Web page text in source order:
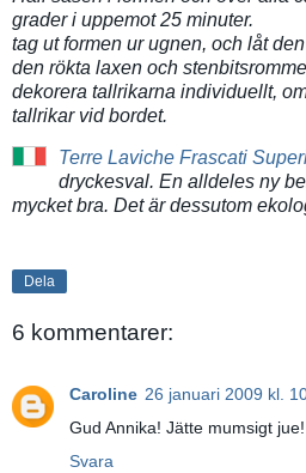
grader i uppemot 25 minuter.
tag ut formen ur ugnen, och låt
den rökta laxen och
dekorera tallrikarna individuellt,
tallrikar vid bordet.
Terre Laviche Frascati
dryckesval. En alldeles ny
mycket bra. Det är dessutom
Dela
6 kommentarer:
Caroline 26 januari 2009 kl.
Gud Annika! Jätte mumsigt
Svara